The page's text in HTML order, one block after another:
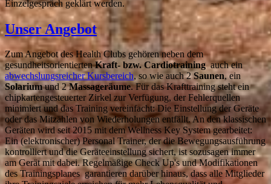
Einzelgespräch geklärt werden.
Unser Angebot
Zum Angebot des Health Clubs gehören neben dem
gesundheitsorientiertenKraft- bzw. Cardiotrainingauch ein
abwechslungsreicher Kursbereich, so wie auch 2Saunen, ein
Solariumund 2Massageräume. Für das Krafttraining steht ein
chipkartengesteuerter Zirkel zur Verfügung, der Fehlerquellen
minimiert und das Training vereinfacht: Die Einstellung der Geräte
oder das Mitzählen von Wiederholungen entfällt. An den klassischen
Geräten wird seit 2015 mit dem Wellness Key System gearbeitet:
Ein (elektronischer) Personal Trainer, der die Bewegungsausführung
kontrolliert und die Geräteeinstellung sichert, ist sozusagen immer
am Gerät mit dabei. Regelmäßige Check Up's und Modifikationen
des Trainingsplanes garantieren darüber hinaus, dass alle Mitglieder